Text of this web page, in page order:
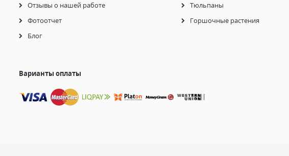
Отзывы о нашей работе
Фотоотчет
Блог
Тюльпаны
Горшочные растения
Варианты оплаты